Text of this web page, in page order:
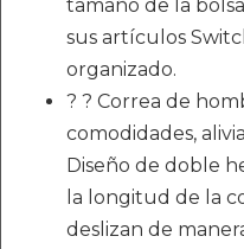
tamaño de la
sus artículos
organizado.
? ? Correa de
comodidades,
Diseño de doble
la longitud de la
deslizan de